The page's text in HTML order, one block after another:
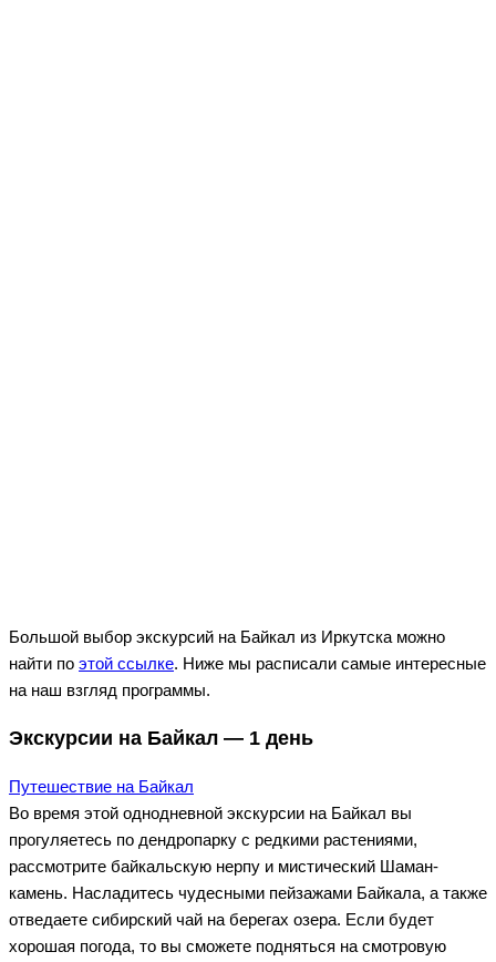
Большой выбор экскурсий на Байкал из Иркутска можно
найти по этой ссылке. Ниже мы расписали самые интересные
на наш взгляд программы.
Экскурсии на Байкал — 1 день
Путешествие на Байкал
Во время этой однодневной экскурсии на Байкал вы
прогуляетесь по дендропарку с редкими растениями,
рассмотрите байкальскую нерпу и мистический Шаман-
камень. Насладитесь чудесными пейзажами Байкала, а также
отведаете сибирский чай на берегах озера. Если будет
хорошая погода, то вы сможете подняться на смотровую